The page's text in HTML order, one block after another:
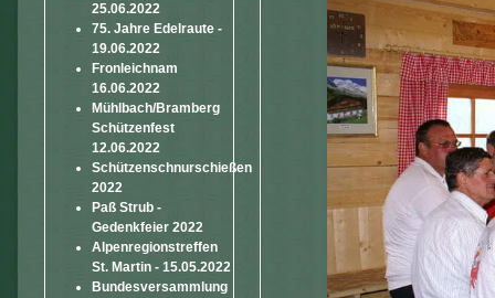
25.06.2022
75. Jahre Edelraute -
19.06.2022
Fronleichnam
16.06.2022
Mühlbach/Bramberg
Schützenfest
12.06.2022
Schützenschnurschießen
2022
Paß Strub -
Gedenkfeier 2022
Alpenregionstreffen
St. Martin - 15.05.2022
Bundesversammlung